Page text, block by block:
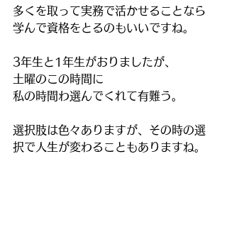
多くを取って実務で活かせることなら
学んで資格をとるのもいいですね。
3年生と1年生がおりましたが、
土曜のこの時間に
私の時間わ選んでくれて有難う。
選択肢は色々ありますが、その時の選
択で人生が変わることもありますね。